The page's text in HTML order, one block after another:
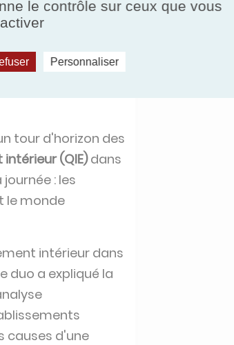
tour d'horizon des
(QIE)dans
: les
le monde
intérieur dans
duo a expliqué la
causes d'une
le contrôle sur ceux que vous
Personnaliser